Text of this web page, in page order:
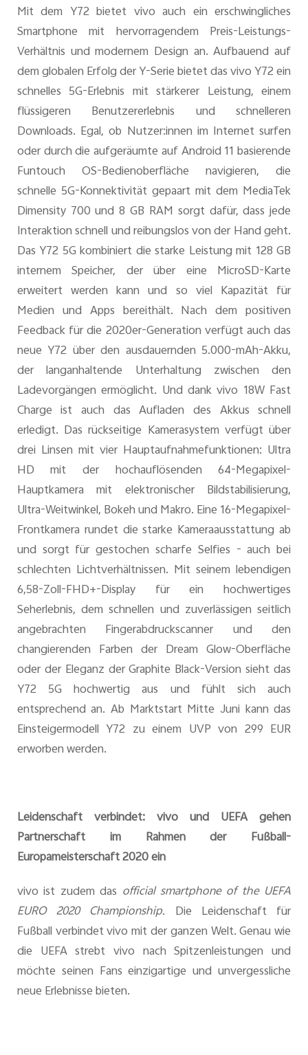
Mit dem Y72 bietet vivo auch ein erschwingliches
Smartphone mit hervorragendem Preis-Leistungs-
Verhältnis und modernem Design an. Aufbauend auf
dem globalen Erfolg der Y-Serie bietet das vivo Y72 ein
schnelles 5G-Erlebnis mit stärkerer Leistung, einem
flüssigeren Benutzererlebnis und schnelleren
Downloads. Egal, ob Nutzer:innen im Internet surfen
oder durch die aufgeräumte auf Android 11 basierende
Funtouch OS-Bedienoberfläche navigieren, die
schnelle 5G-Konnektivität gepaart mit dem MediaTek
Dimensity 700 und 8 GB RAM sorgt dafür, dass jede
Interaktion schnell und reibungslos von der Hand geht.
Das Y72 5G kombiniert die starke Leistung mit 128 GB
internem Speicher, der über eine MicroSD-Karte
erweitert werden kann und so viel Kapazität für
Medien und Apps bereithält. Nach dem positiven
Feedback für die 2020er-Generation verfügt auch das
neue Y72 über den ausdauernden 5.000-mAh-Akku,
der langanhaltende Unterhaltung zwischen den
Ladevorgängen ermöglicht. Und dank vivo 18W Fast
Charge ist auch das Aufladen des Akkus schnell
erledigt. Das rückseitige Kamerasystem verfügt über
drei Linsen mit vier Hauptaufnahmefunktionen: Ultra
HD mit der hochauflösenden 64-Megapixel-
Hauptkamera mit elektronischer Bildstabilisierung,
Ultra-Weitwinkel, Bokeh und Makro. Eine 16-Megapixel-
Frontkamera rundet die starke Kameraausstattung ab
und sorgt für gestochen scharfe Selfies - auch bei
schlechten Lichtverhältnissen. Mit seinem lebendigen
6,58-Zoll-FHD+-Display für ein hochwertiges
Seherlebnis, dem schnellen und zuverlässigen seitlich
angebrachten Fingerabdruckscanner und den
changierenden Farben der Dream Glow-Oberfläche
oder der Eleganz der Graphite Black-Version sieht das
Y72 5G hochwertig aus und fühlt sich auch
entsprechend an. Ab Marktstart Mitte Juni kann das
Einsteigermodell Y72 zu einem UVP von 299 EUR
erworben werden.
Leidenschaft verbindet: vivo und UEFA gehen
Partnerschaft im Rahmen der Fußball-
Europameisterschaft 2020 ein
vivo ist zudem das official smartphone of the UEFA
EURO 2020 Championship. Die Leidenschaft für
Fußball verbindet vivo mit der ganzen Welt. Genau wie
die UEFA strebt vivo nach Spitzenleistungen und
möchte seinen Fans einzigartige und unvergessliche
neue Erlebnisse bieten.